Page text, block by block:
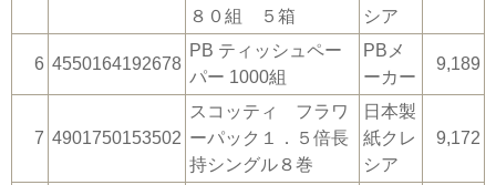
８０組 ５箱
シア
6 4550164192678
PB ティッシュペー
パー 1000組
PBメ
ーカー
9,189
7 4901750153502
スコッティ フラワ
ーパック１．５倍長
持シングル８巻
日本製
紙クレ
シア
9,172